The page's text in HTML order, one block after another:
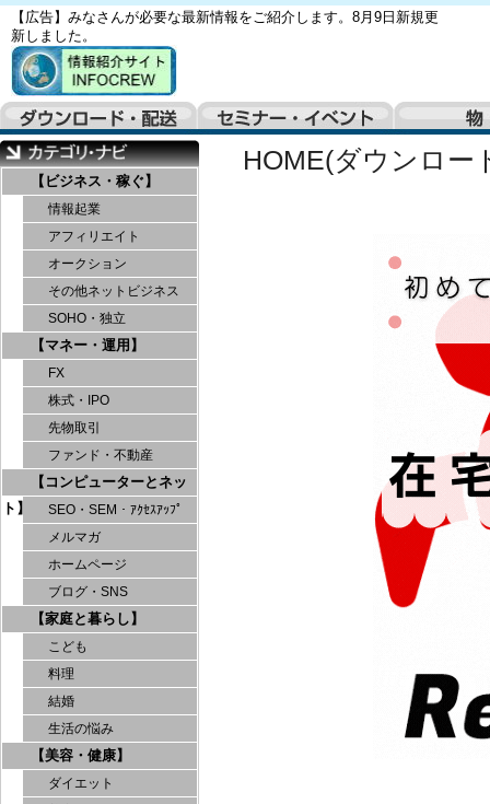
【広告】みなさんが必要な最新情報をご紹介します。8月9日新規更
新しました。
【ビジネス・稼ぐ】
情報起業
アフィリエイト
オークション
その他ネットビジネス
SOHO・独立
【マネー・運用】
FX
株式・IPO
先物取引
ファンド・不動産
【コンピューターとネッ
ト】
SEO・SEM・ｱｸｾｽｱｯﾌﾟ
メルマガ
ホームページ
ブログ・SNS
【家庭と暮らし】
こども
料理
結婚
生活の悩み
【美容・健康】
ダイエット
HOME(ダウンロー